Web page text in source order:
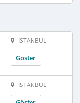
İSTANBUL
Göster
İSTANBUL